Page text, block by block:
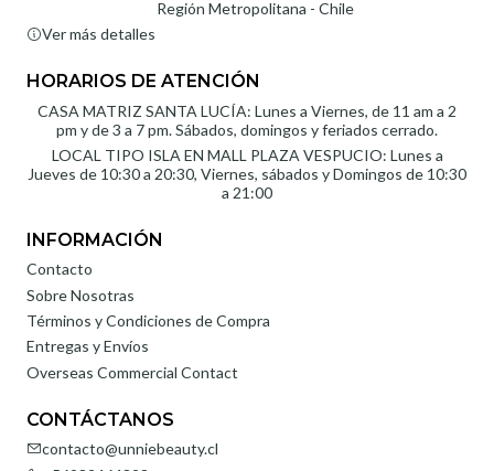
Región Metropolitana - Chile
Ver más detalles
HORARIOS DE ATENCIÓN
CASA MATRIZ SANTA LUCÍA: Lunes a Viernes, de 11 am a 2
pm y de 3 a 7 pm. Sábados, domingos y feriados cerrado.
LOCAL TIPO ISLA EN MALL PLAZA VESPUCIO: Lunes a
Jueves de 10:30 a 20:30, Viernes, sábados y Domingos de 10:30
a 21:00
INFORMACIÓN
Contacto
Sobre Nosotras
Términos y Condiciones de Compra
Entregas y Envíos
Overseas Commercial Contact
CONTÁCTANOS
contacto@unniebeauty.cl